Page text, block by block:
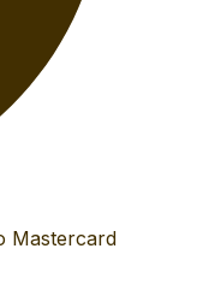
Mastercard